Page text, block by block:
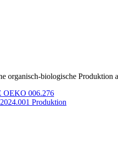
organisch-biologische